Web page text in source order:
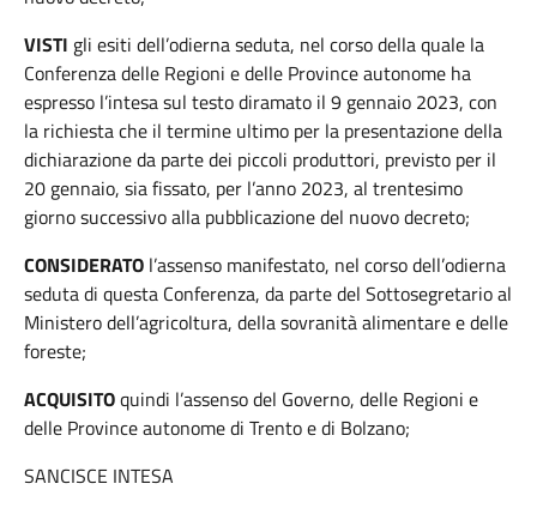
VISTI gli esiti dell’odierna seduta, nel corso della quale la
Conferenza delle Regioni e delle Province autonome ha
espresso l’intesa sul testo diramato il 9 gennaio 2023, con
la richiesta che il termine ultimo per la presentazione della
dichiarazione da parte dei piccoli produttori, previsto per il
20 gennaio, sia fissato, per l’anno 2023, al trentesimo
giorno successivo alla pubblicazione del nuovo decreto;
CONSIDERATO l’assenso manifestato, nel corso dell’odierna
seduta di questa Conferenza, da parte del Sottosegretario al
Ministero dell’agricoltura, della sovranità alimentare e delle
foreste;
ACQUISITOquindi l’assenso del Governo, delle Regioni e
delle Province autonome di Trento e di Bolzano;
SANCISCE INTESA